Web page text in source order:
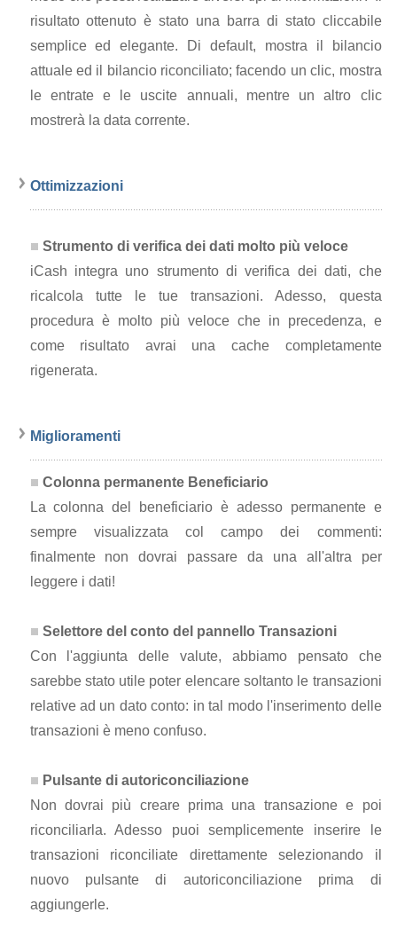
risultato ottenuto è stato una barra di stato cliccabile
semplice ed elegante. Di default, mostra il bilancio
attuale ed il bilancio riconciliato; facendo un clic, mostra
le entrate e le uscite annuali, mentre un altro clic
mostrerà la data corrente.
Ottimizzazioni
Strumento di verifica dei dati molto più veloce
iCash integra uno strumento di verifica dei dati, che
ricalcola tutte le tue transazioni. Adesso, questa
procedura è molto più veloce che in precedenza, e
come risultato avrai una cache completamente
rigenerata.
Miglioramenti
Colonna permanente Beneficiario
La colonna del beneficiario è adesso permanente e
sempre visualizzata col campo dei commenti:
finalmente non dovrai passare da una all'altra per
leggere i dati!
Selettore del conto del pannello Transazioni
Con l'aggiunta delle valute, abbiamo pensato che
sarebbe stato utile poter elencare soltanto le transazioni
relative ad un dato conto: in tal modo l'inserimento delle
transazioni è meno confuso.
Pulsante di autoriconciliazione
Non dovrai più creare prima una transazione e poi
riconciliarla. Adesso puoi semplicemente inserire le
transazioni riconciliate direttamente selezionando il
nuovo pulsante di autoriconciliazione prima di
aggiungerle.